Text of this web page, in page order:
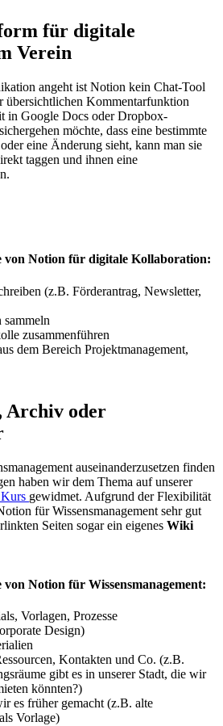
für digitale
Verein
angeht ist Notion kein Chat-Tool
übersichtlichen Kommentarfunktion
in Google Docs oder Dropbox-
möchte, dass eine bestimmte
eine Änderung sieht, kann man sie
taggen und ihnen eine
von Notion für digitale Kollaboration:
(z.B. Förderantrag, Newsletter,
sammeln
zusammenführen
dem Bereich Projektmanagement,
Archiv oder
auseinanderzusetzen finden
haben wir dem Thema auf unserer
gewidmet. Aufgrund der Flexibilität
für Wissensmanagement sehr gut
Seiten sogar ein eigenes Wiki
Notion für Wissensmanagement:
Vorlagen, Prozesse
Design)
Kontakten und Co. (z.B.
gibt es in unserer Stadt, die wir
könnten?)
es früher gemacht (z.B. alte
Vorlage)